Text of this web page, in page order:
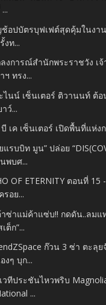
อปบัตรบุฟเฟต์สุดคุ้มในงาน
งท...
งการณ์สำนักพระราชวัง เ
ฯ ทรง...
ไนน์ เซ็นเตอร์ ติวานนท์ ต้
าว์...
บี เค เซ็นเตอร์ เปิดพื้นที่แห่ง
แรบบิท มูน” ปล่อย
พบศ...
OF ETERNITY ตอนที่
รอย...
ซ่าแม่ค้าแซ่บ!! กดดัน..ลมแ
เต็ก”...
ก๊วน 3 ซ่า ตะลุย
งๆ บุก...
วทีประชันไหวพริบ
...